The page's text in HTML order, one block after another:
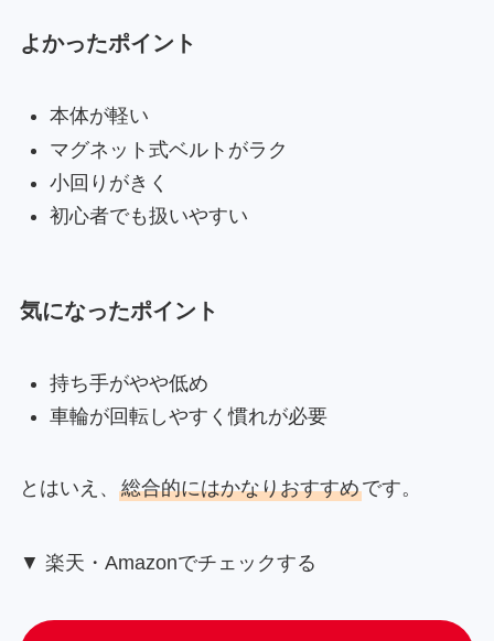
よかったポイント
本体が軽い
マグネット式ベルトがラク
小回りがきく
初心者でも扱いやすい
気になったポイント
持ち手がやや低め
車輪が回転しやすく慣れが必要
とはいえ、 総合的にはかなりおすすめです。
▼ 楽天・Amazonでチェックする